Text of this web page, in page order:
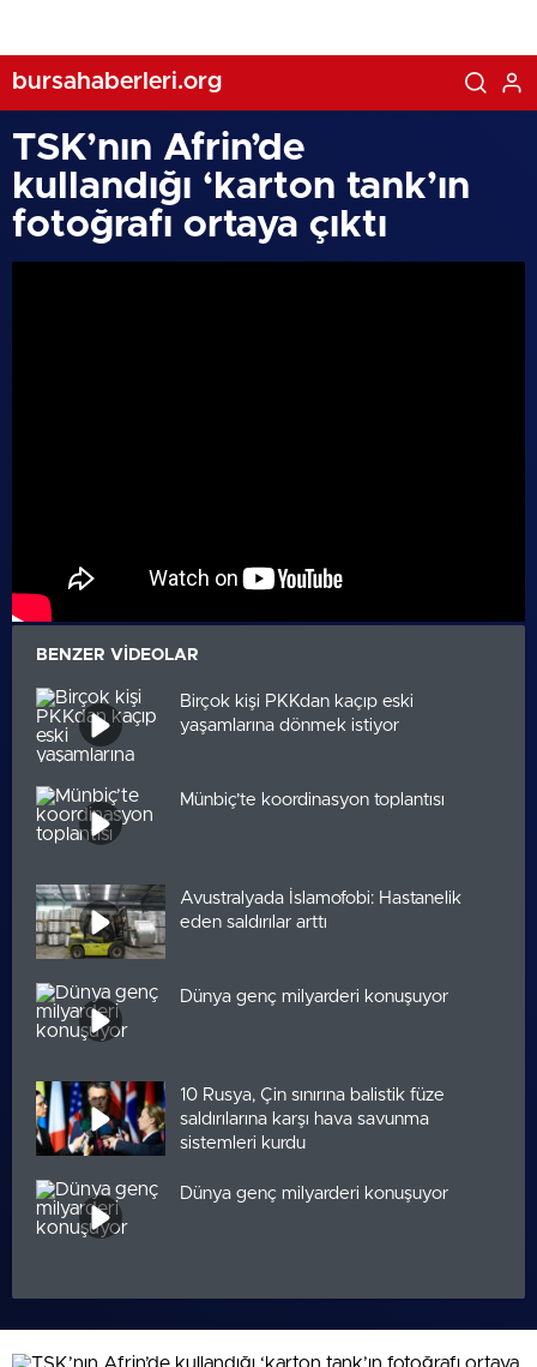
bursahaberleri.org
TSK’nın Afrin’de
kullandığı ‘karton tank’ın
fotoğrafı ortaya çıktı
BENZER VIDEOLAR
Birçok kişi PKKdan kaçıp eski
yaşamlarına dönmek istiyor
Münbiç’te koordinasyon toplantısı
Avustralyada İslamofobi: Hastanelik
eden saldırılar arttı
Dünya genç milyarderi konuşuyor
10 Rusya, Çin sınırına balistik füze
saldırılarına karşı hava savunma
sistemleri kurdu
Dünya genç milyarderi konuşuyor